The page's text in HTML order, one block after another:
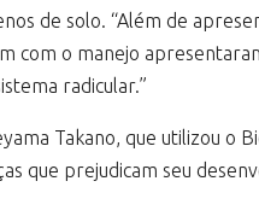
de solo. “Além de
com o manejo
radicular.”
Takano, que utilizou o
que prejudicam seu